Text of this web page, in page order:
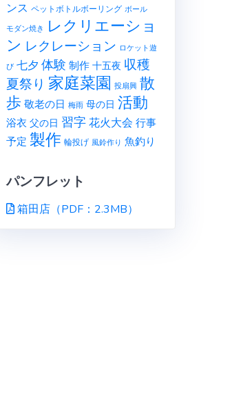
ンス ペットボトルボーリング ボール
モダン焼き レクリエーショ
ン レクレーション ロケット遊
び 七夕 体験 制作 十五夜 収穫
夏祭り 家庭菜園 投扇興 散
歩敬老の日 梅雨 母の日 活動
浴衣 父の日 習字花火大会 行事
予定 製作 輪投げ 風鈴作り 魚釣り
パンフレット
箱田店（PDF：2.3MB）